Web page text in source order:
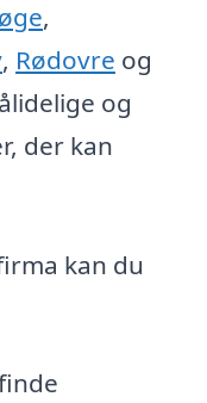
,
, Rødovre og
og
der kan
kan du